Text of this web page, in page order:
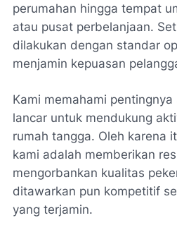
perumahan hingga tempat
atau pusat perbelanjaan.
dilakukan dengan standar
menjamin kepuasan
Kami memahami
lancar untuk mendukung
rumah tangga. Oleh karena
kami adalah memberikan
mengorbankan kualitas
ditawarkan pun kompetitif
yang terjamin.